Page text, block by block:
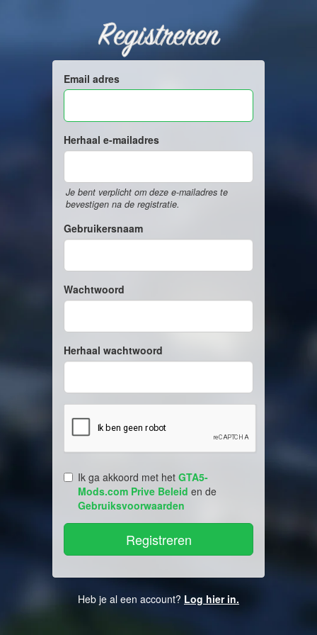
Registreren
Email adres
Herhaal e-mailadres
Je bent verplicht om deze e-mailadres te
bevestigen na de registratie.
Gebruikersnaam
Wachtwoord
Herhaal wachtwoord
Ik ga akkoord met het GTA5-
Mods.com Prive Beleid en de
Gebruiksvoorwaarden
Heb je al een account? Log hier in.